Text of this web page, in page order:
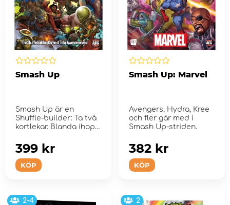
Smash Up
Smash Up är en
Shuffle-builder: Ta två
kortlekar. Blanda ihop
KÖP
399 kr
Smash Up: Marvel
Avengers, Hydra, Kree
och fler går med i
Smash Up-striden.
KÖP
382 kr
2-4 2